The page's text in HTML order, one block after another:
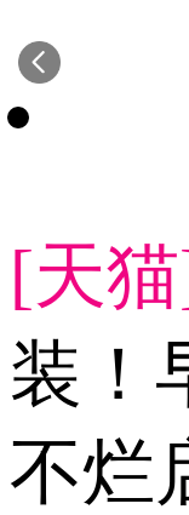
[天
装！
不烂